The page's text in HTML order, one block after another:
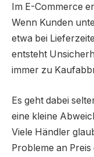
Im E-Commerce
Wenn Kunden
etwa bei
entsteht
immer zu
Es geht dabei
eine kleine
Viele Händler
Probleme an